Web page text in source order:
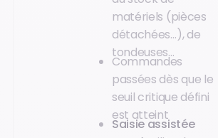
matériels (pièces
détachées…), de
tondeuses...
Commandes
passées dès que le
seuil critique défini
est atteint
Saisie assistée